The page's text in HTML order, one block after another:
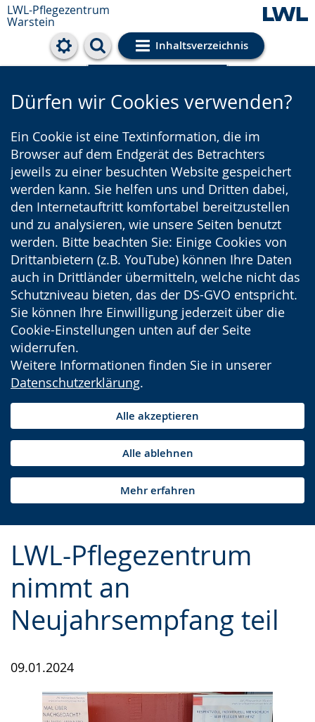
LWL-Pflegezentrum
Warstein
Inhaltsverzeichnis
Cookie-Einstellungen
Dürfen wir Cookies verwenden?
Ein Cookie ist eine Textinformation, die im
Browser auf dem Endgerät des Betrachters
jeweils zu einer besuchten Website gespeichert
werden kann. Sie helfen uns und Dritten dabei,
den Internetauftritt komfortabel bereitzustellen
und zu analysieren, wie unsere Seiten benutzt
werden. Bitte beachten Sie: Einige Cookies von
Drittanbietern (z.B. YouTube) können Ihre Daten
auch in Drittländer übermitteln, welche nicht das
Schutzniveau bieten, das der DS-GVO entspricht.
Sie können Ihre Einwilligung jederzeit über die
Cookie-Einstellungen unten auf der Seite
widerrufen.
Weitere Informationen finden Sie in unserer
Datenschutzerklärung.
Alle akzeptieren
Alle ablehnen
Mehr erfahren
LWL-Pflegezentrum
nimmt an
Neujahrsempfang teil
09.01.2024